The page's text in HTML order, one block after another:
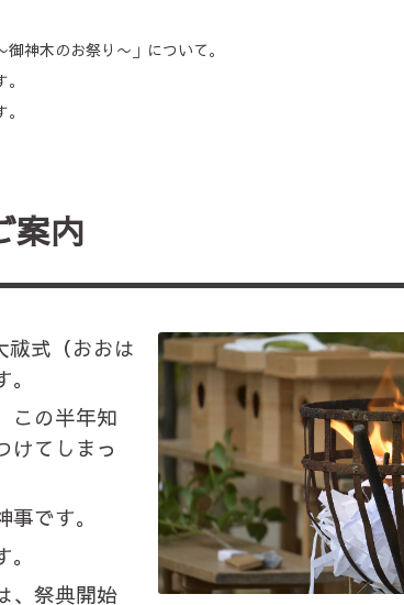
神木のお祭り〜」について。
案内
祓式（おおは
この半年知
けてしまっ
です。
、祭典開始